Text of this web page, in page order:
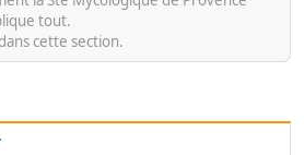
tout.
cette section.